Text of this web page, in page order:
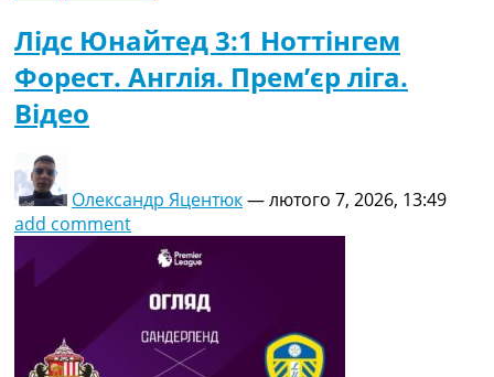
Лідс Юнайтед 3:1 Ноттінгем
Форест. Англія. Прем’єр ліга.
Відео
Олександр Яцентюк—лютого 7, 2026, 13:49
add comment